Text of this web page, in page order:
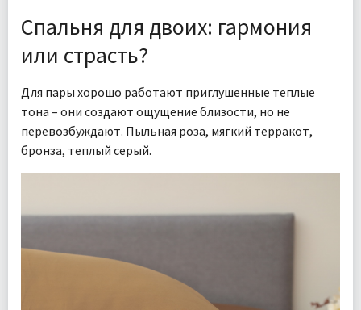
Спальня для двоих: гармония
или страсть?
Для пары хорошо работают приглушенные теплые
тона – они создают ощущение близости, но не
перевозбуждают. Пыльная роза, мягкий терракот,
бронза, теплый серый.